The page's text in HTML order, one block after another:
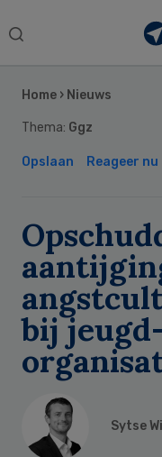
Search
Home › Nieuws
Thema: Ggz
Opslaan Reageer nu
bij
Sytse
Sidebar